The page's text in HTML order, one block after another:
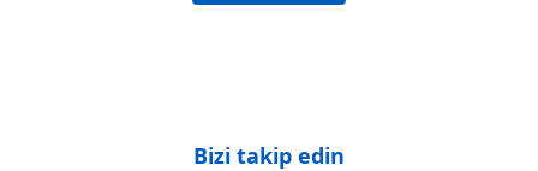
Bizi takip edin